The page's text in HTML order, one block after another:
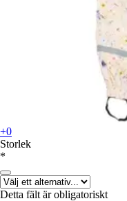
+0
Storlek
*
Detta fält är obligatoriskt